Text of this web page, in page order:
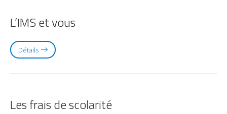
L’IMS et vous
Détails
Les frais de scolarité